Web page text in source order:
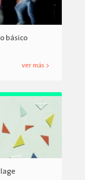
básico
ver más >